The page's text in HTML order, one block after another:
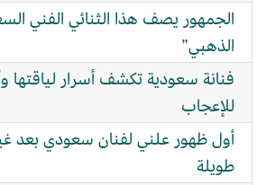
الجمهور يصف هذا الثنائي الفني
الذهبي”
فنانة سعودية تكشف أسرار لياقتها
للإعجاب
أول ظهور علني لفنان سعودي بعد
طويلة